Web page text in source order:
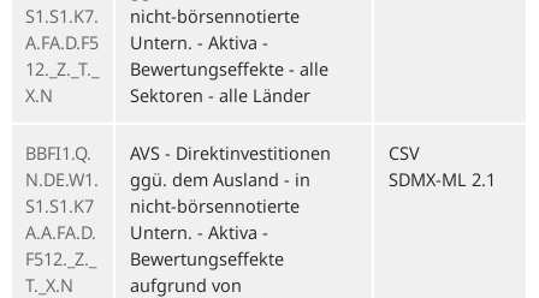
S1.S1.K7.
A.FA.D.F5
12._Z._T._
X.N
nicht-börsennotierte
Untern. - Aktiva -
Bewertungseffekte - alle
Sektoren - alle Länder
BBFI1.Q.
N.DE.W1.
S1.S1.K7
A.A.FA.D.
F512._Z._
T._X.N
AVS - Direktinvestitionen
ggü. dem Ausland - in
nicht-börsennotierte
Untern. - Aktiva -
Bewertungseffekte
aufgrund von
CSV
SDMX-ML 2.1